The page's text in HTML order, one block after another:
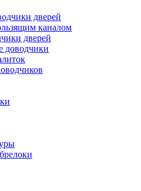
дверей
каналом
дверей
доводчики